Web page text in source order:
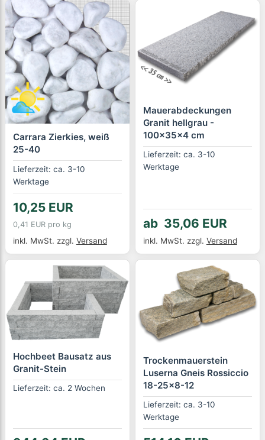
Carrara Zierkies, weiß
25-40
Lieferzeit: ca. 3-10
Werktage
10,25 EUR
0,41 EUR pro kg
inkl. MwSt. zzgl. Versand
Mauerabdeckungen
Granit hellgrau -
100x35x4 cm
Lieferzeit: ca. 3-10
Werktage
ab 35,06 EUR
inkl. MwSt. zzgl. Versand
Hochbeet Bausatz aus
Granit-Stein
Lieferzeit: ca. 2 Wochen
Trockenmauerstein
Luserna Gneis Rossiccio
18-25x8-12
Lieferzeit: ca. 3-10
Werktage